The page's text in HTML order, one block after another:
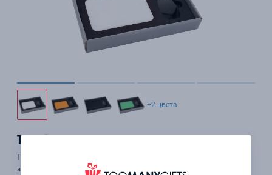
+2 цвета
1 536 ₽
Подарочный набор Curious, белый
арт. 54115.01